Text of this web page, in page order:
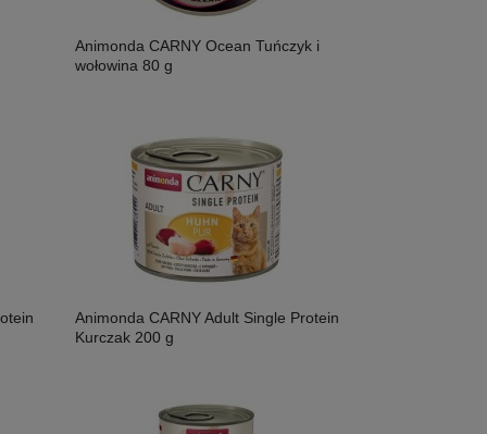
Animonda CARNY Ocean Tuńczyk i
wołowina 80 g
Animonda CARNY Adult Single Protein
Kurczak 200 g